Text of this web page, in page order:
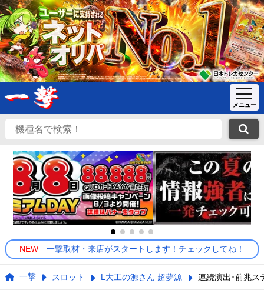
NEW 一撃取材・来店がスタートします！チェックしてね！
一撃 スロット L大工の源さん 超夢源 連続演出･前兆ス